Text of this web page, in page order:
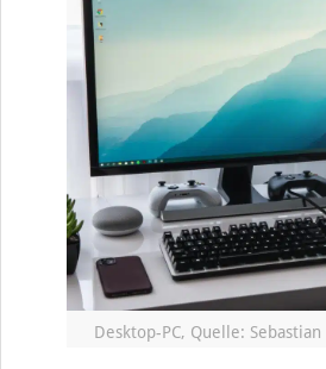
Desktop-PC, Quelle: